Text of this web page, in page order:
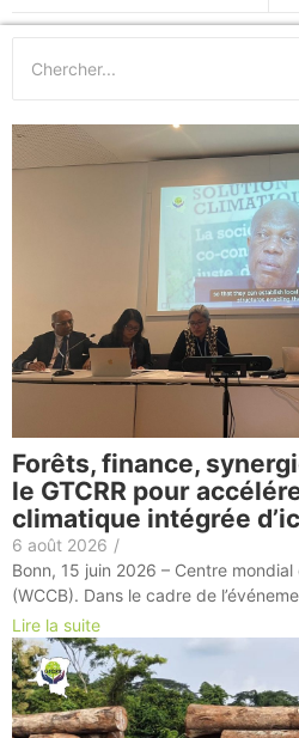
Forêts, finance,
le GTCRR pour
climatique intégrée
6 août 2026 /
Bonn, 15 juin 2026 – Centre
(WCCB). Dans le cadre de
Lire la suite